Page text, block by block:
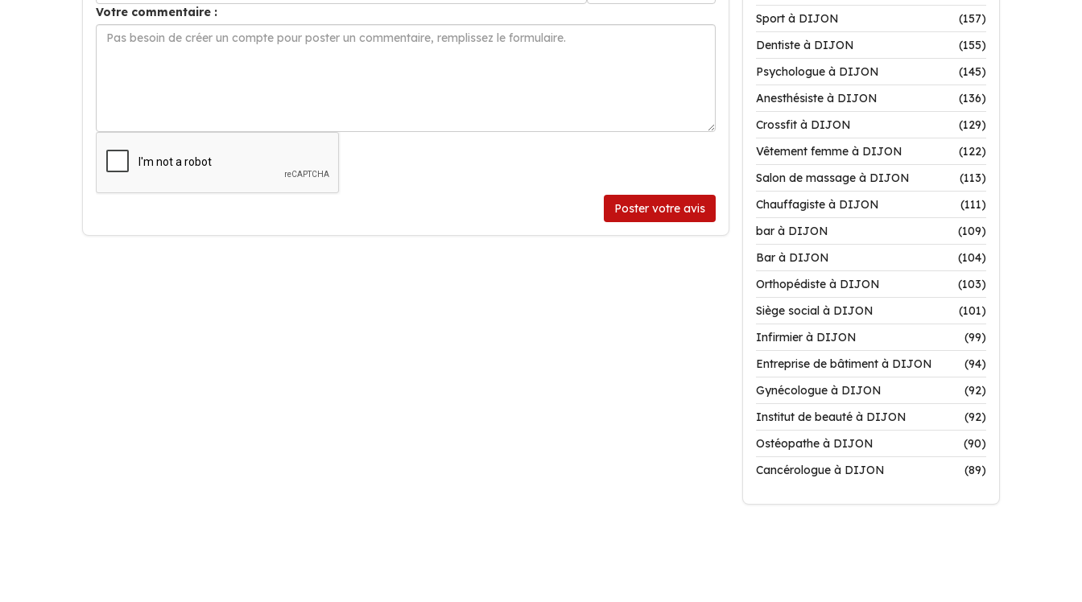
Votre commentaire :
Poster votre avis
Sport à DIJON
(157)
Dentiste à DIJON
(155)
Psychologue à DIJON
(145)
Anesthésiste à DIJON
(136)
Crossfit à DIJON
(129)
Vêtement femme à DIJON
(122)
Salon de massage à DIJON
(113)
Chauffagiste à DIJON
(111)
bar à DIJON
(109)
Bar à DIJON
(104)
Orthopédiste à DIJON
(103)
Siège social à DIJON
(101)
Infirmier à DIJON
(99)
Entreprise de bâtiment à DIJON
(94)
Gynécologue à DIJON
(92)
Institut de beauté à DIJON
(92)
Ostéopathe à DIJON
(90)
Cancérologue à DIJON
(89)